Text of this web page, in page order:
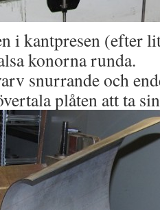
i kantpresen (efter
konorna runda.
snurrande och
plåten att ta